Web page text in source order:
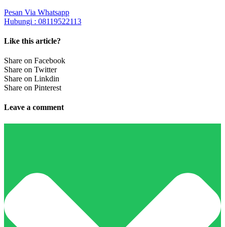
Pesan Via Whatsapp
Hubungi : 08119522113
Like this article?
Share on Facebook
Share on Twitter
Share on Linkdin
Share on Pinterest
Leave a comment